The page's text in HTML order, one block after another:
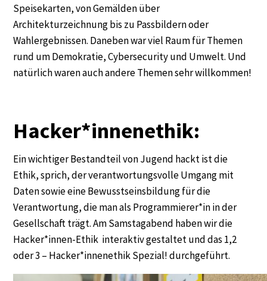
Speisekarten, von Gemälden über
Architekturzeichnung bis zu Passbildern oder
Wahlergebnissen. Daneben war viel Raum für Themen
rund um Demokratie, Cybersecurity und Umwelt. Und
natürlich waren auch andere Themen sehr willkommen!
Hacker*innenethik:
Ein wichtiger Bestandteil von Jugend hackt ist die
Ethik, sprich, der verantwortungsvolle Umgang mit
Daten sowie eine Bewusstseinsbildung für die
Verantwortung, die man als Programmierer*in in der
Gesellschaft trägt. Am Samstagabend haben wir die
Hacker*innen-Ethik interaktiv gestaltet und das 1,2
oder 3 – Hacker*innenethik Spezial! durchgeführt.